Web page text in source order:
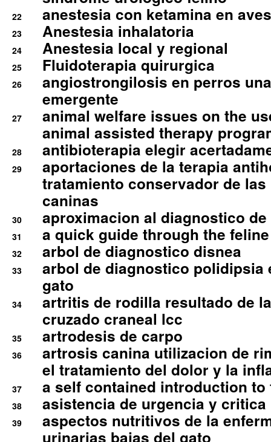
22 anestesia con ketamina en
23 Anestesia inhalatoria
24 Anestesia local y regional
25 Fluidoterapia quirurgica
26
angiostrongilosis en perros
emergente
27
animal welfare issues on the
animal assisted therapy
28 antibioterapia elegir
29
aportaciones de la terapia
tratamiento conservador de
caninas
30 aproximacion al diagnostico
31 a quick guide through the
32 arbol de diagnostico disnea
33
arbol de diagnostico polidipsia
gato
34
artritis de rodilla resultado de
cruzado craneal lcc
35 artrodesis de carpo
36
artrosis canina utilizacion de
el tratamiento del dolor y la
37 a self contained introduction
38 asistencia de urgencia y
39
aspectos nutritivos de la
urinarias bajas del gato